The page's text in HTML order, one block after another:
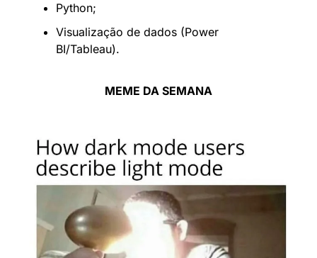
Python;
Visualização de dados (Power
BI/Tableau).
MEME DA SEMANA